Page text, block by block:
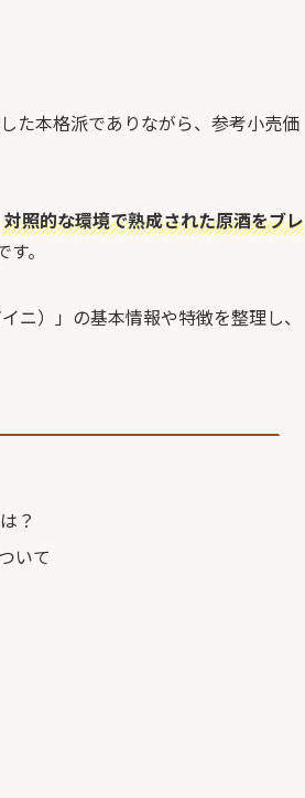
た本格派でありながら、参考小売価
対照的な環境で熟成された原酒をブレ
す。
ニ）」の基本情報や特徴を整理し、
？
いて